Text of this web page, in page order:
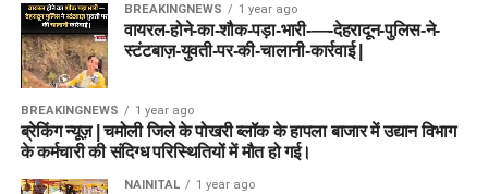
BREAKINGNEWS 1 year ago
वायरल-होने-का-शौक-पड़ा-भारी-—-देहरादून-पुलिस-ने-
स्टंटबाज़-युवती-पर-की-चालानी-कार्रवाई |
BREAKINGNEWS 1 year ago
ब्रेकिंग न्यूज़ | चमोली जिले के पोखरी ब्लॉक के हापला बाजार में उद्यान विभाग
के कर्मचारी की संदिग्ध परिस्थितियों में मौत हो गई।
NAINITAL 1 year ago